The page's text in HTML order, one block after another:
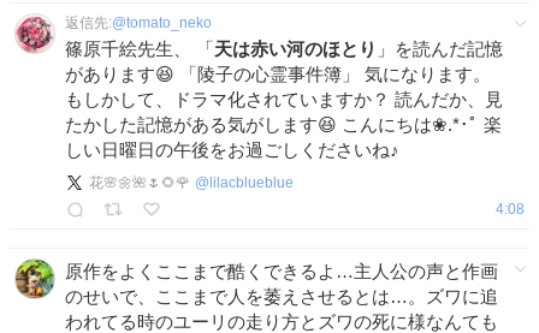
返信先:@tomato_neko
篠原千絵先生、 「天は赤い河のほとり 」を読んだ記憶
があります😆 「陵子の心霊事件簿」 気になります。
もしかして、ドラマ化されていますか？ 読んだか、見
たかした記憶がある気がします😆 こんにちは❀.*･ﾟ 楽
しい日曜日の午後をお過ごしくださいね♪
花🌸🌼🌺🌷🌻🌹 @ lilacblueblue
4:08
原作をよくここまで酷くできるよ…主人公の声と作画
のせいで、ここまで人を萎えさせるとは…。ズワに追
われてる時のユーリの走り方とズワの死に様なんても